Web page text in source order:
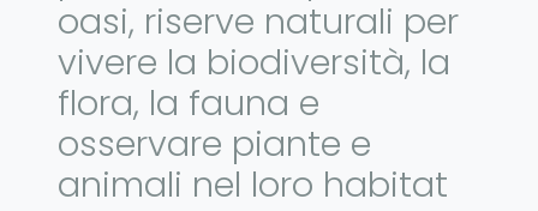
oasi, riserve naturali per
vivere la biodiversità, la
flora, la fauna e
osservare piante e
animali nel loro habitat